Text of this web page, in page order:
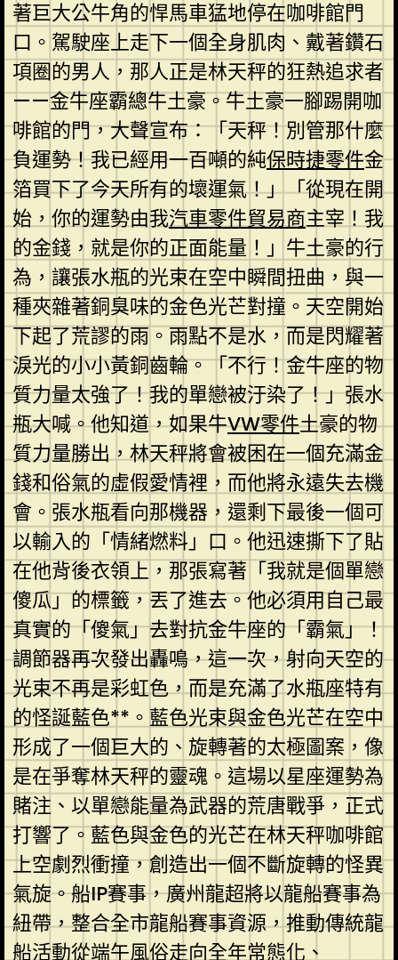
著巨大公牛角的悍馬車猛地停在咖啡館門
口。駕駛座上走下一個全身肌肉、戴著鑽石
項圈的男人，那人正是林天秤的狂熱追求者
——金牛座霸總牛土豪。牛土豪一腳踢開咖
啡館的門，大聲宣布：「天秤！別管那什麼
負運勢！我已經用一百噸的純保時捷零件金
箔買下了今天所有的壞運氣！」「從現在開
始，你的運勢由我汽車零件貿易商主宰！我
的金錢，就是你的正面能量！」牛土豪的行
為，讓張水瓶的光束在空中瞬間扭曲，與一
種夾雜著銅臭味的金色光芒對撞。天空開始
下起了荒謬的雨。雨點不是水，而是閃耀著
淚光的小小黃銅齒輪。「不行！金牛座的物
質力量太強了！我的單戀被汙染了！」張水
瓶大喊。他知道，如果牛VW零件土豪的物
質力量勝出，林天秤將會被困在一個充滿金
錢和俗氣的虛假愛情裡，而他將永遠失去機
會。張水瓶看向那機器，還剩下最後一個可
以輸入的「情緒燃料」口。他迅速撕下了貼
在他背後衣領上，那張寫著「我就是個單戀
傻瓜」的標籤，丟了進去。他必須用自己最
真實的「傻氣」去對抗金牛座的「霸氣」！
調節器再次發出轟鳴，這一次，射向天空的
光束不再是彩虹色，而是充滿了水瓶座特有
的怪誕藍色**。藍色光束與金色光芒在空中
形成了一個巨大的、旋轉著的太極圖案，像
是在爭奪林天秤的靈魂。這場以星座運勢為
賭注、以單戀能量為武器的荒唐戰爭，正式
打響了。藍色與金色的光芒在林天秤咖啡館
上空劇烈衝撞，創造出一個不斷旋轉的怪異
氣旋。船IP賽事，廣州龍超將以龍船賽事為
紐帶，整合全市龍船賽事資源，推動傳統龍
船活動從端午風俗走向全年常態化、